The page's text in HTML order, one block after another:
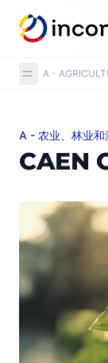
要内容
A -
CAEN Code
A - 农业、林业和
CAEN